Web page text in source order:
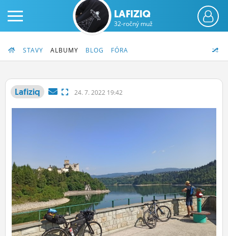
PRIHLÁS SA
FÓRUM
STATUSY
BLOGY
OBRÁZKY
LAFIZIQ
32-ročný muž
STAVY ALBUMY BLOG FÓRA
Lafiziq 24. 7. 2022 19:42